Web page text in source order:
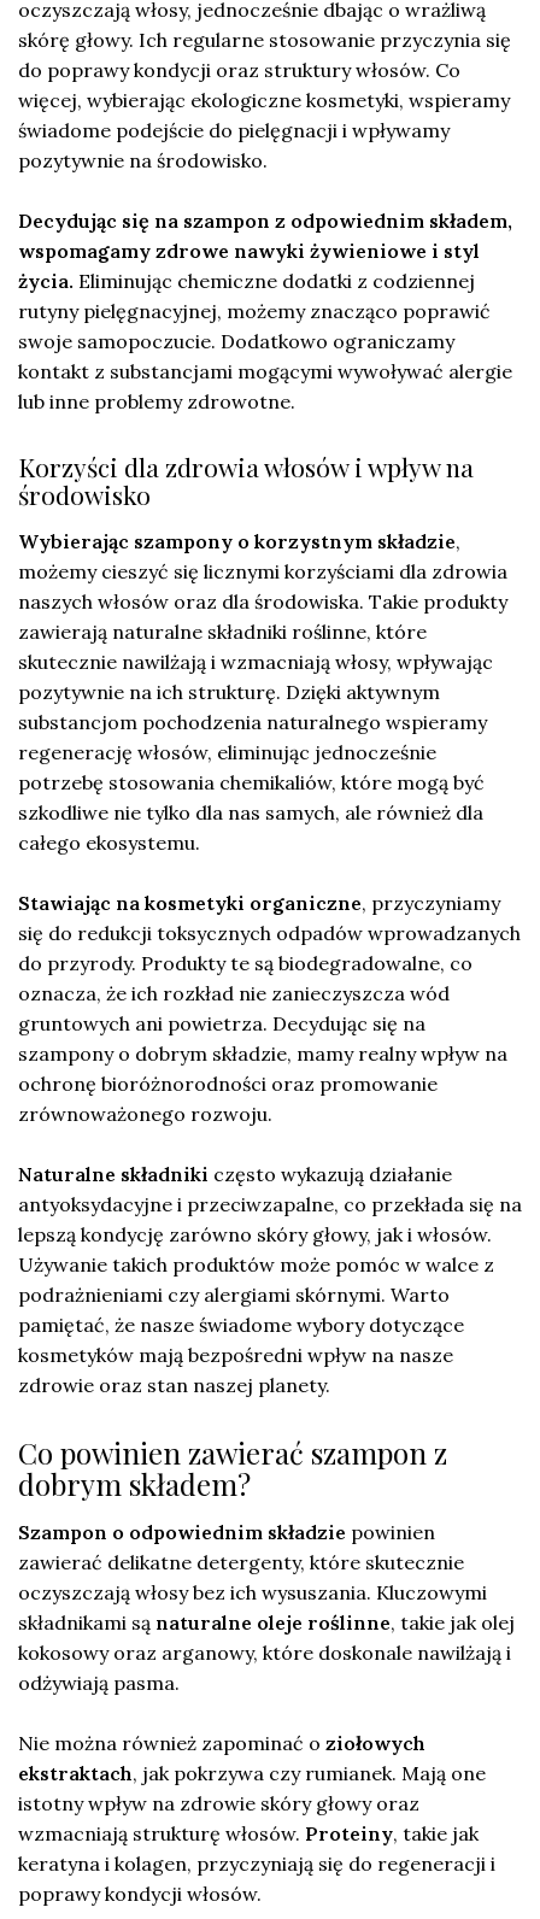
oczyszczają włosy, jednocześnie dbając o wrażliwą
skórę głowy. Ich regularne stosowanie przyczynia się
do poprawy kondycji oraz struktury włosów. Co
więcej, wybierając ekologiczne kosmetyki, wspieramy
świadome podejście do pielęgnacji i wpływamy
pozytywnie na środowisko.
Decydując się na szampon z odpowiednim składem,
wspomagamy zdrowe nawyki żywieniowe i styl
życia. Eliminując chemiczne dodatki z codziennej
rutyny pielęgnacyjnej, możemy znacząco poprawić
swoje samopoczucie. Dodatkowo ograniczamy
kontakt z substancjami mogącymi wywoływać alergie
lub inne problemy zdrowotne.
Korzyści dla zdrowia włosów i wpływ na
środowisko
Wybierając szampony o korzystnym składzie,
możemy cieszyć się licznymi korzyściami dla zdrowia
naszych włosów oraz dla środowiska. Takie produkty
zawierają naturalne składniki roślinne, które
skutecznie nawilżają i wzmacniają włosy, wpływając
pozytywnie na ich strukturę. Dzięki aktywnym
substancjom pochodzenia naturalnego wspieramy
regenerację włosów, eliminując jednocześnie
potrzebę stosowania chemikaliów, które mogą być
szkodliwe nie tylko dla nas samych, ale również dla
całego ekosystemu.
Stawiając na kosmetyki organiczne, przyczyniamy
się do redukcji toksycznych odpadów wprowadzanych
do przyrody. Produkty te są biodegradowalne, co
oznacza, że ich rozkład nie zanieczyszcza wód
gruntowych ani powietrza. Decydując się na
szampony o dobrym składzie, mamy realny wpływ na
ochronę bioróżnorodności oraz promowanie
zrównoważonego rozwoju.
Naturalne składniki często wykazują działanie
antyoksydacyjne i przeciwzapalne, co przekłada się na
lepszą kondycję zarówno skóry głowy, jak i włosów.
Używanie takich produktów może pomóc w walce z
podrażnieniami czy alergiami skórnymi. Warto
pamiętać, że nasze świadome wybory dotyczące
kosmetyków mają bezpośredni wpływ na nasze
zdrowie oraz stan naszej planety.
Co powinien zawierać szampon z
dobrym składem?
Szampon o odpowiednim składzie powinien
zawierać delikatne detergenty, które skutecznie
oczyszczają włosy bez ich wysuszania. Kluczowymi
składnikami są naturalne oleje roślinne, takie jak olej
kokosowy oraz arganowy, które doskonale nawilżają i
odżywiają pasma.
Nie można również zapominać o ziołowych
ekstraktach, jak pokrzywa czy rumianek. Mają one
istotny wpływ na zdrowie skóry głowy oraz
wzmacniają strukturę włosów. Proteiny, takie jak
keratyna i kolagen, przyczyniają się do regeneracji i
poprawy kondycji włosów.